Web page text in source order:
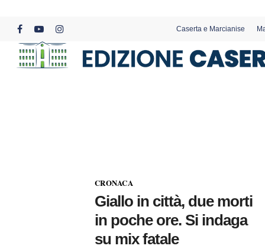
content
facebookyoutubeinstagram
Caserta e Marcianise
CRONACA
Giallo in città, due morti
in poche ore. Si indaga
su mix fatale